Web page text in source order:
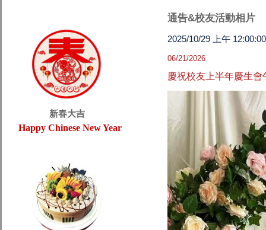
新春大吉
Happy Chinese New Year
通告&校友活動相片
2025/10/29 上午 12:00:00
06/21/2026
慶祝校友上半年慶生會